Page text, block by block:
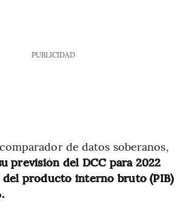
PUBLICIDAD
de datos soberanos,
previsión del DCC para 2022
del producto interno bruto (PIB)